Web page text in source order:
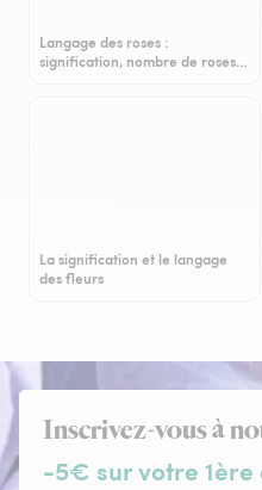
Langage des roses :
signification, nombre de roses…
La signification et le langage
des fleurs
Inscrivez-vous à
-5€ sur votre 1ère